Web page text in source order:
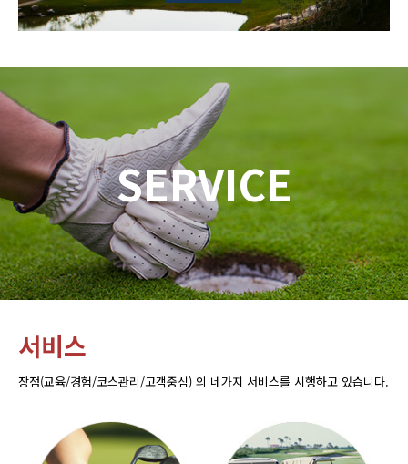
SERVICE
서비스
장점(교육/경험/코스관리/고객중심) 의 네가지 서비스를 시행하고 있습니다.